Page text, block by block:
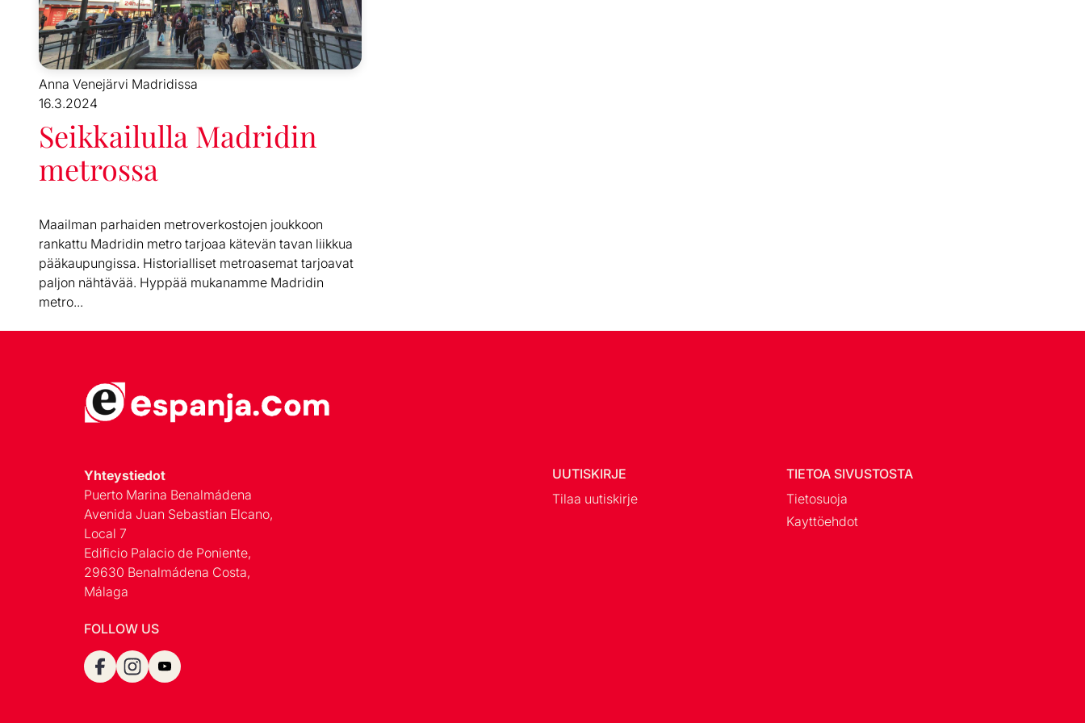
Anna Venejärvi Madridissa
16.3.2024
Seikkailulla Madridin
metrossa
Maailman parhaiden metroverkostojen joukkoon
rankattu Madridin metro tarjoaa kätevän tavan liikkua
pääkaupungissa. Historialliset metroasemat tarjoavat
paljon nähtävää. Hyppää mukanamme Madridin
metro...
Yhteystiedot
Puerto Marina Benalmádena
Avenida Juan Sebastian Elcano,
Local 7
Edificio Palacio de Poniente,
29630 Benalmádena Costa,
Málaga
FOLLOW US
UUTISKIRJE
Tilaa uutiskirje
TIETOA SIVUSTOSTA
Tietosuoja
Kayttöehdot